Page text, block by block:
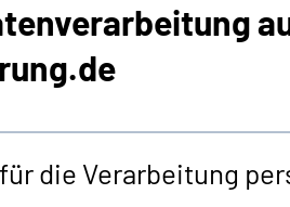
die Verarbeitung